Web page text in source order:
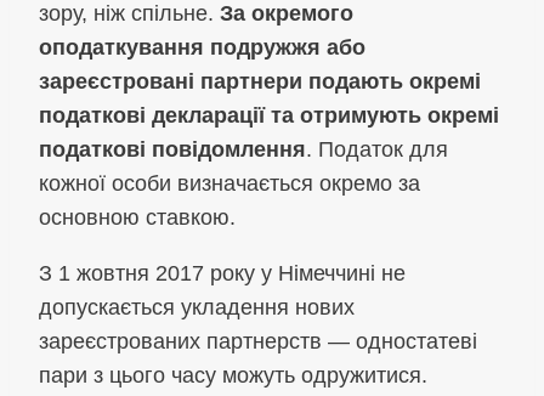
зору, ніж спільне. За окремого
оподаткування подружжя або
зареєстровані партнери подають окремі
податкові декларації та отримують окремі
податкові повідомлення. Податок для
кожної особи визначається окремо за
основною ставкою.
З 1 жовтня 2017 року у Німеччині не
допускається укладення нових
зареєстрованих партнерств — одностатеві
пари з цього часу можуть одружитися.